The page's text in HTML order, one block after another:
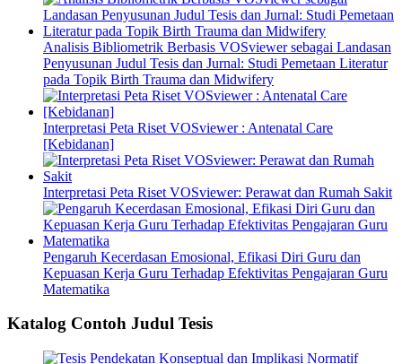
Analisis Bibliometrik Berbasis VOSviewer sebagai Landasan
Penyusunan Judul Tesis dan Jurnal: Studi Pemetaan Literatur
pada Topik Birth Trauma dan Midwifery
Interpretasi Peta Riset VOSviewer : Antenatal Care
[Kebidanan]
Interpretasi Peta Riset VOSviewer: Perawat dan Rumah Sakit
Pengaruh Kecerdasan Emosional, Efikasi Diri Guru dan
Kepuasan Kerja Guru Terhadap Efektivitas Pengajaran Guru
Matematika
Katalog Contoh Judul Tesis